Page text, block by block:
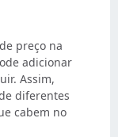
preço na
adicionar
Assim,
diferentes
cabem no